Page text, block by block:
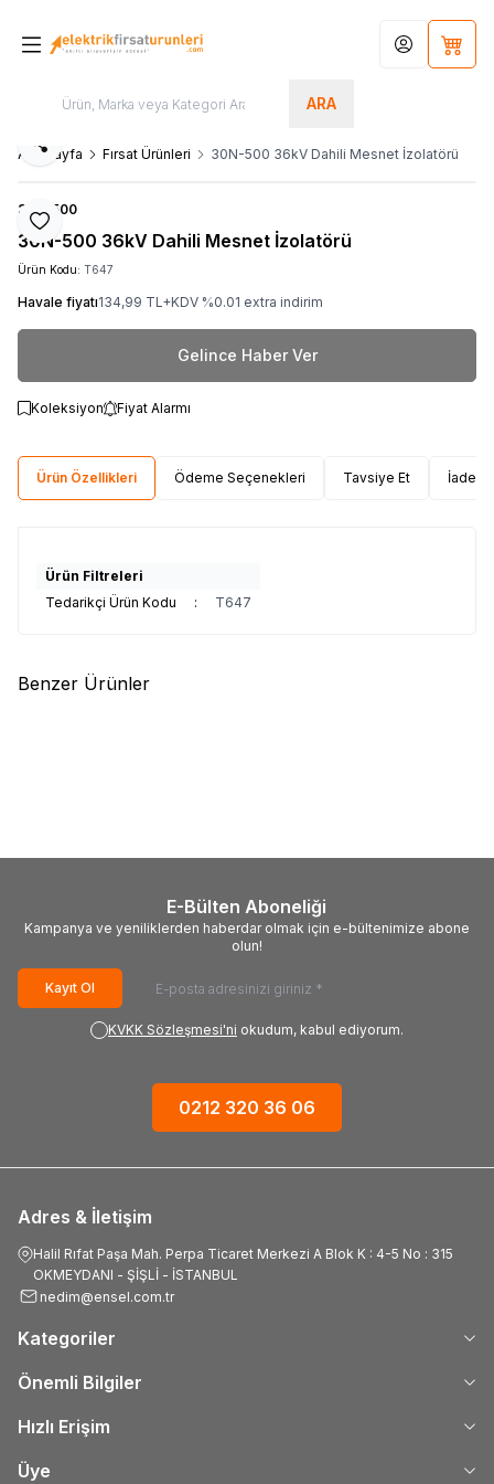
ARA
Hesabım
Ana Sayfa Fırsat Ürünleri 30N-500 36kV Dahili Mesnet İzolatörü
Favoriye Ekle
Paylaş
30N-500
30N-500 36kV Dahili Mesnet İzolatörü
Ürün Kodu: T647
Havale fiyatı134,99 TL+KDV %0.01 extra indirim
Gelince Haber Ver
Koleksiyon Fiyat Alarmı
Ürün Özellikleri Ödeme Seçenekleri Tavsiye Et İade
Ürün Filtreleri
Tedarikçi Ürün Kodu
: T647
Benzer Ürünler
E-Bülten Aboneliği
Kampanya ve yeniliklerden haberdar olmak için e-bültenimize abone
olun!
Kayıt Ol
KVKK Sözleşmesi'ni okudum, kabul ediyorum.
0212 320 36 06
Adres & İletişim
Halil Rıfat Paşa Mah. Perpa Ticaret Merkezi A Blok K : 4-5 No : 315
OKMEYDANI - ŞİŞLİ - İSTANBUL
nedim@ensel.com.tr
Kategoriler
Önemli Bilgiler
Hızlı Erişim
Üye